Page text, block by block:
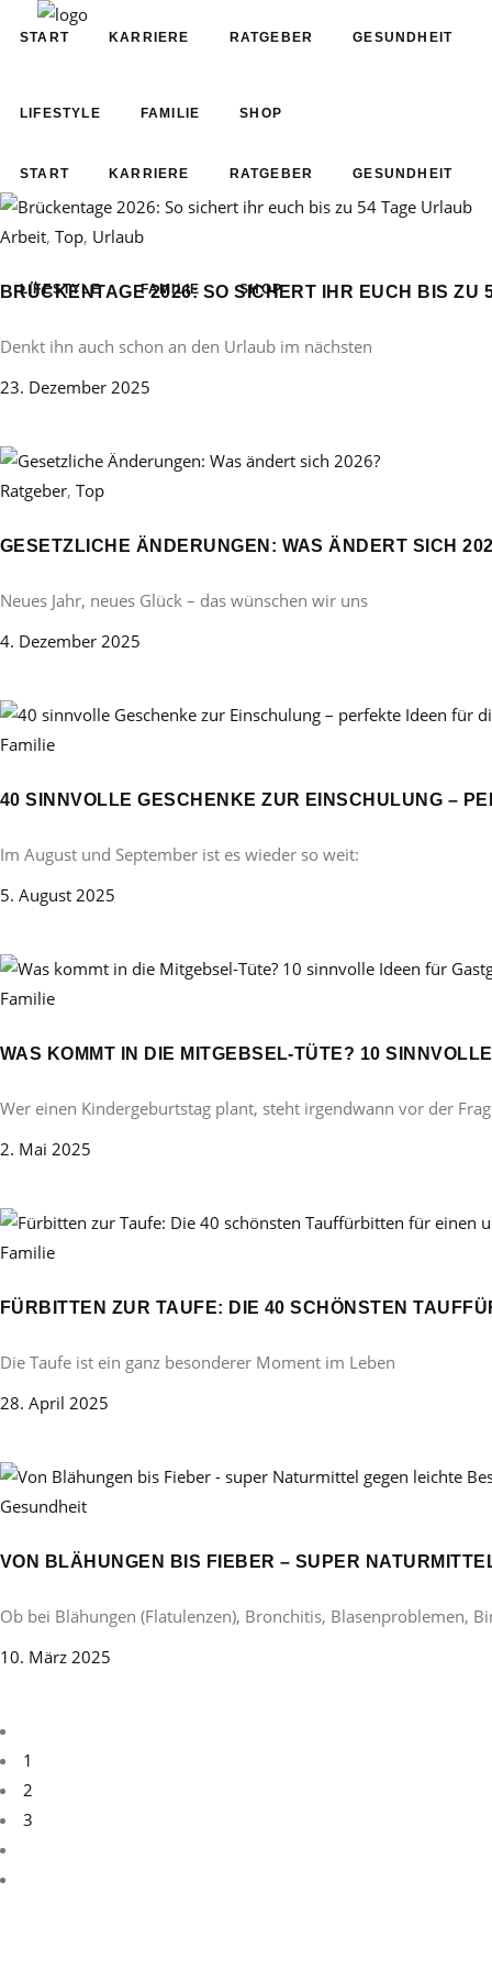
START KARRIERE RATGEBER GESUNDHEIT
LIFESTYLE FAMILIE SHOP
START KARRIERE RATGEBER GESUNDHEIT
LIFESTYLE FAMILIE SHOP
Arbeit, Top, Urlaub
BRÜCKENTAGE 2026: SO SICHERT IHR EUCH BIS ZU
Denkt ihn auch schon an den Urlaub im nächsten
23. Dezember 2025
Ratgeber, Top
GESETZLICHE ÄNDERUNGEN: WAS ÄNDERT SICH
Neues Jahr, neues Glück – das wünschen wir uns
4. Dezember 2025
Familie
40 SINNVOLLE GESCHENKE ZUR EINSCHULUNG –
Im August und September ist es wieder so weit:
5. August 2025
Familie
WAS KOMMT IN DIE MITGEBSEL-TÜTE? 10
Wer einen Kindergeburtstag plant, steht irgendwann vor der
2. Mai 2025
Familie
FÜRBITTEN ZUR TAUFE: DIE 40 SCHÖNSTEN
Die Taufe ist ein ganz besonderer Moment im Leben
28. April 2025
Gesundheit
VON BLÄHUNGEN BIS FIEBER – SUPER
Ob bei Blähungen (Flatulenzen), Bronchitis, Blasenproblemen,
10. März 2025
1
2
3